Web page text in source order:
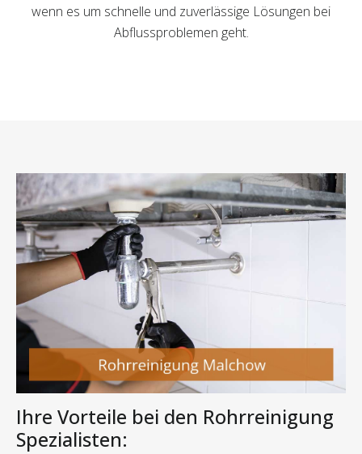
wenn es um schnelle und zuverlässige Lösungen bei
Abflussproblemen geht.
Ihre Vorteile bei den Rohrreinigung
Spezialisten: